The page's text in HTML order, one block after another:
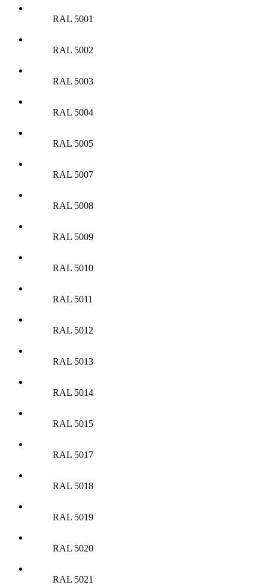
RAL 5001
RAL 5002
RAL 5003
RAL 5004
RAL 5005
RAL 5007
RAL 5008
RAL 5009
RAL 5010
RAL 5011
RAL 5012
RAL 5013
RAL 5014
RAL 5015
RAL 5017
RAL 5018
RAL 5019
RAL 5020
RAL 5021